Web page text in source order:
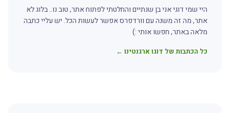
היי שמי דוגי אני בן שנתיים והחלטתי לפתוח אתר, טוב נו.. בלוג לא
אתר, מה זה משנה עם וורדפרס אפשר לעשות הכל. יש עליי כתבה
מלאה באתר, חפשו אותי :)
כל הכתבות של דוגו ארגנטינו ←